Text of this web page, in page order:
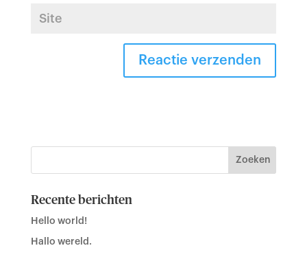
Recente berichten
Hello world!
Hallo wereld.